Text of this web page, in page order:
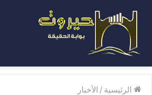
الرئيسية / الأخبار